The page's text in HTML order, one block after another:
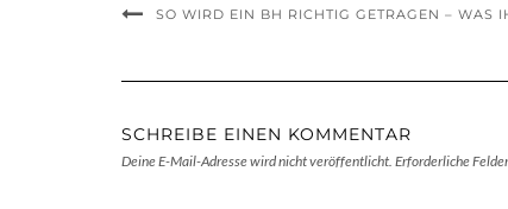
SO WIRD EIN BH RICHTIG GETRAGEN – WAS
SCHREIBE EINEN KOMMENTAR
Deine E-Mail-Adresse wird nicht veröffentlicht. Erforderliche